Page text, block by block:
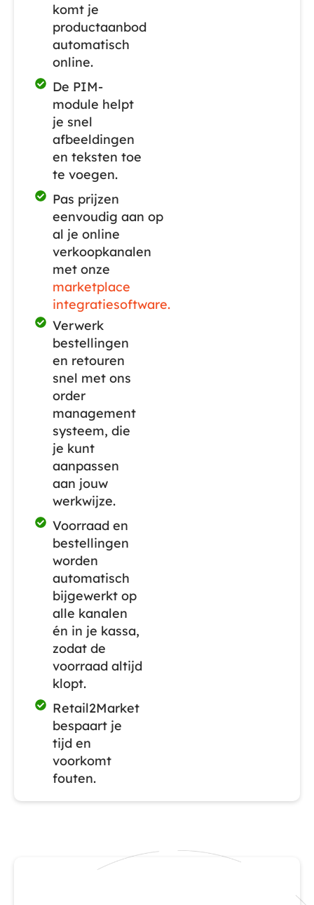
komt je
productaanbod
automatisch
online.
De PIM-
module helpt
je snel
afbeeldingen
en teksten toe
te voegen.
Pas prijzen
eenvoudig aan op
al je online
verkoopkanalen
met onze
marketplace
integratiesoftware.
Verwerk
bestellingen
en retouren
snel met ons
order
management
systeem, die
je kunt
aanpassen
aan jouw
werkwijze.
Voorraad en
bestellingen
worden
automatisch
bijgewerkt op
alle kanalen
én in je kassa,
zodat de
voorraad altijd
klopt.
Retail2Market
bespaart je
tijd en
voorkomt
fouten.